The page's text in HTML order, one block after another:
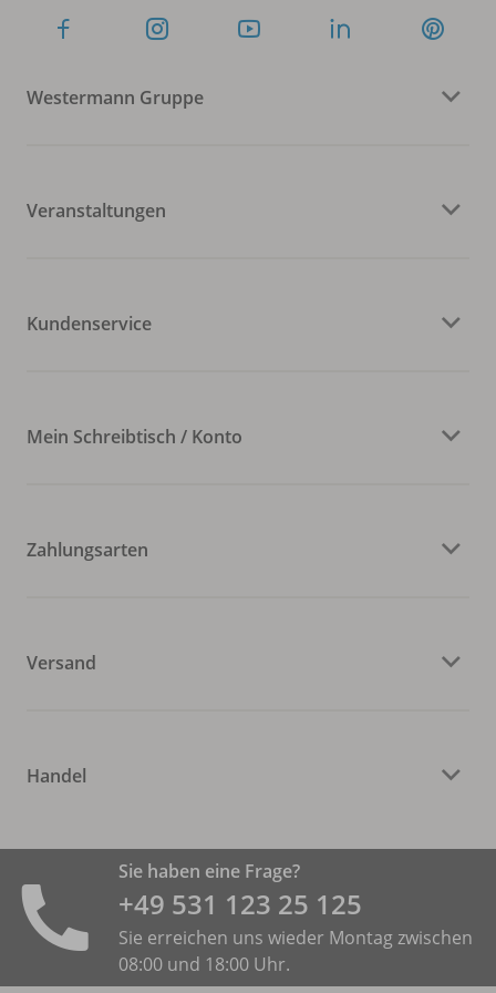
Westermann Gruppe
Veranstaltungen
Kundenservice
Mein Schreibtisch / Konto
Zahlungsarten
Versand
Handel
Sie haben eine Frage?
+49 531 ­123 25 125
Sie erreichen uns wieder Montag zwischen
08:00 und 18:00 Uhr.